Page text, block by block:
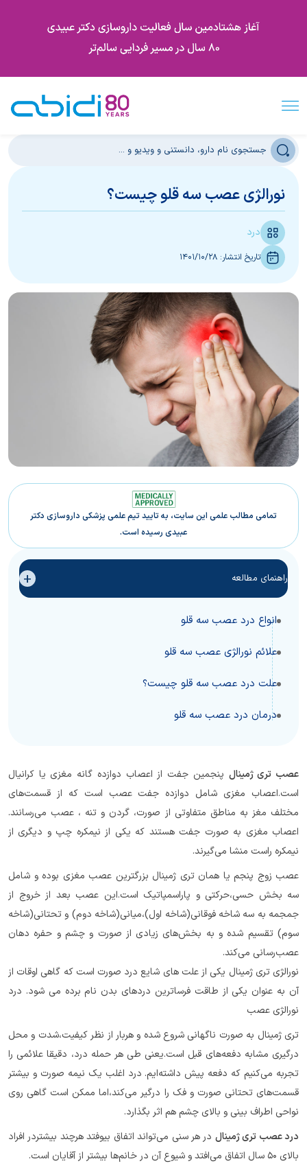
نورالژی عصب سه قلو چیست؟
درد
تاریخ انتشار:
تمامی مطالب علمی این سایت، به تایید تیم علمی پزشکی داروسازی دکتر
عبیدی رسیده است.
راهنمای مطالعه +
انواع درد عصب سه قلو
علائم نورالژی عصب سه قلو
علت درد عصب سه قلو چیست؟
درمان درد عصب سه قلو
عصب تری ژمینال پنجمین جفت از اعصاب دوازده گانه مغزی یا کرانیال
است.اعصاب مغزی شامل دوازده جفت عصب است که از قسمت‌های
مختلف مغز به مناطق متفاوتی از صورت، گردن و تنه ، عصب می‌رسانند.
اعصاب مغزی به صورت جفت هستند که یکی از نیمکره چپ و دیگری از
نیمکره راست منشا می‌گیرند.
عصب زوج پنجم یا همان تری ژمینال بزرگترین عصب مغزی بوده و شامل
سه بخش حسی،حرکتی و پاراسمپاتیک است.این عصب بعد از خروج از
جمجمه به سه شاخه فوقانی(شاخه اول)،میانی(شاخه دوم) و تحتانی(شاخه
سوم) تقسیم شده و به بخش‌های زیادی از صورت و چشم و حفره دهان
عصب‌رسانی می‌کند.
نورالژی تری ژمینال یکی از علت های شایع درد صورت است که گاهی اوقات از
آن به عنوان یکی از طاقت فرساترین دردهای بدن نام برده می شود. درد
نورالژی عصب
تری ژمینال به صورت ناگهانی شروع شده و هربار از نظر کیفیت،شدت و محل
درگیری مشابه دفعه‌های قبل است.یعنی طی هر حمله درد، دقیقا علائمی را
تجربه می‌کنیم که دفعه پیش داشته‌ایم. درد اغلب یک نیمه صورت و بیشتر
قسمت‌های تحتانی صورت و فک را درگیر می‌کند،اما ممکن است گاهی روی
نواحی اطراف بینی و بالای چشم هم اثر بگذارد.
درد عصب تری ژمینال در هر سنی می‌تواند اتفاق بیوفتد هرچند بیشتردر افراد
بالای ۵۰ سال اتفاق می‌افتد و شیوع آن در خانم‌ها بیشتر از آقایان است.